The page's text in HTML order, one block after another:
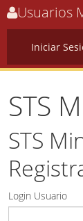
Usuarios
Iniciar
Home
Sign In
STS
STS
Login Usuario